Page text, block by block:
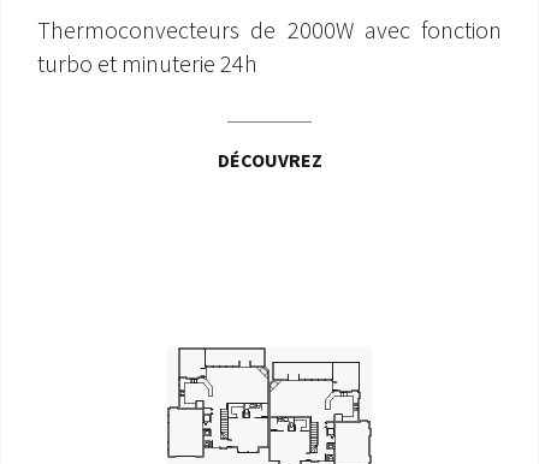
Thermoconvecteurs de 2000W avec fonction
turbo et minuterie 24h
DÉCOUVREZ